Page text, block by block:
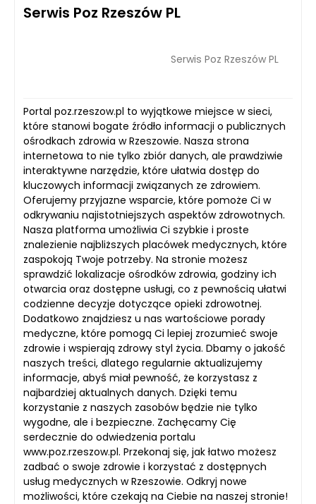
Serwis Poz Rzeszów PL
Serwis Poz Rzeszów PL
Portal poz.rzeszow.pl to wyjątkowe miejsce w sieci,
które stanowi bogate źródło informacji o publicznych
ośrodkach zdrowia w Rzeszowie. Nasza strona
internetowa to nie tylko zbiór danych, ale prawdziwie
interaktywne narzędzie, które ułatwia dostęp do
kluczowych informacji związanych ze zdrowiem.
Oferujemy przyjazne wsparcie, które pomoże Ci w
odkrywaniu najistotniejszych aspektów zdrowotnych.
Nasza platforma umożliwia Ci szybkie i proste
znalezienie najbliższych placówek medycznych, które
zaspokoją Twoje potrzeby. Na stronie możesz
sprawdzić lokalizacje ośrodków zdrowia, godziny ich
otwarcia oraz dostępne usługi, co z pewnością ułatwi
codzienne decyzje dotyczące opieki zdrowotnej.
Dodatkowo znajdziesz u nas wartościowe porady
medyczne, które pomogą Ci lepiej zrozumieć swoje
zdrowie i wspierają zdrowy styl życia. Dbamy o jakość
naszych treści, dlatego regularnie aktualizujemy
informacje, abyś miał pewność, że korzystasz z
najbardziej aktualnych danych. Dzięki temu
korzystanie z naszych zasobów będzie nie tylko
wygodne, ale i bezpieczne. Zachęcamy Cię
serdecznie do odwiedzenia portalu
www.poz.rzeszow.pl. Przekonaj się, jak łatwo możesz
zadbać o swoje zdrowie i korzystać z dostępnych
usług medycznych w Rzeszowie. Odkryj nowe
możliwości, które czekają na Ciebie na naszej stronie!